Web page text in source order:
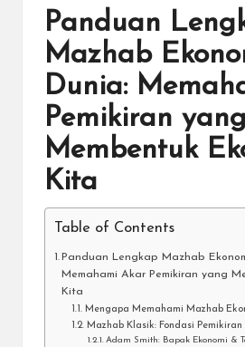
Panduan
Mazhab
Dunia:
Pemikiran yang
Membentuk
Kita
Table of Contents
Panduan Lengkap Mazhab
Memahami Akar Pemikiran yang
Kita
Mengapa Memahami Mazhab
Mazhab Klasik: Fondasi
Adam Smith: Bapak Ekonomi &